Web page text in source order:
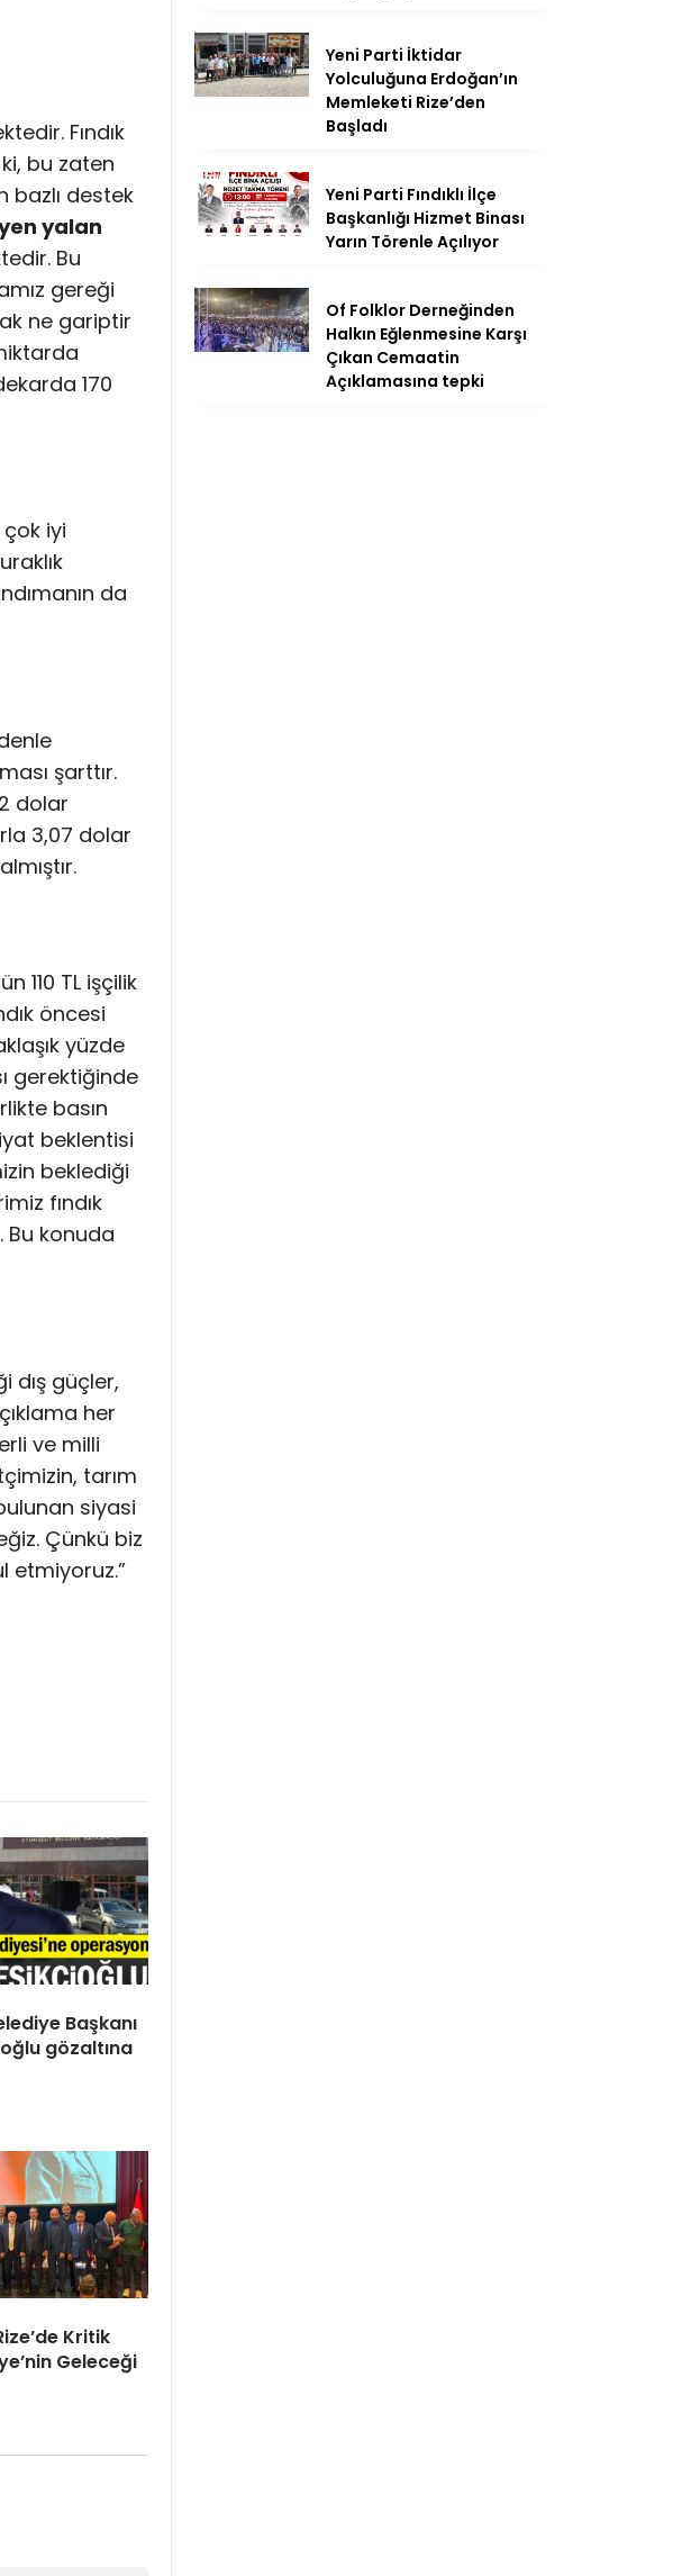
Fındık
bu zaten
bazlı destek
yalan
Bu
gereği
ne gariptir
170
iyi
da
şarttır.
dolar
3,07 dolar
110 TL işçilik
öncesi
yüzde
gerektiğinde
basın
beklentisi
beklediği
fındık
Bu konuda
dış güçler,
her
ve milli
tarım
siyasi
Çünkü biz
etmiyoruz.”
Başkanı
gözaltına
Kritik
Geleceği
Yeni Parti İktidar
Yolculuğuna Erdoğan’ın
Memleketi Rize’den
Başladı
Yeni Parti Fındıklı İlçe
Başkanlığı Hizmet Binası
Yarın Törenle Açılıyor
Of Folklor Derneğinden
Halkın Eğlenmesine Karşı
Çıkan Cemaatin
Açıklamasına tepki